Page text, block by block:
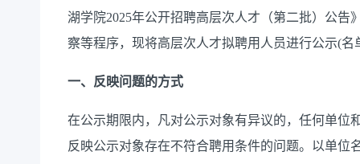
湖学院2025年公开招聘高层次人才（第二批）公
察等程序，现将高层次人才拟聘用人员进行公示(
一、反映问题的方式
在公示期限内，凡对公示对象有异议的，任何单位
反映公示对象存在不符合聘用条件的问题。以单